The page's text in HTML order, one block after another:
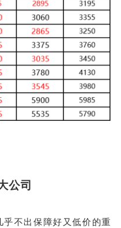
公司
不出保障好又低价的重